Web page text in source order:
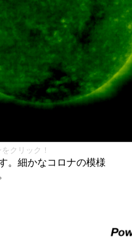
クリック！
。細かなコロナの模様